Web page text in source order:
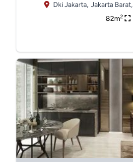
Dki Jakarta, Jakarta Barat,
82m2